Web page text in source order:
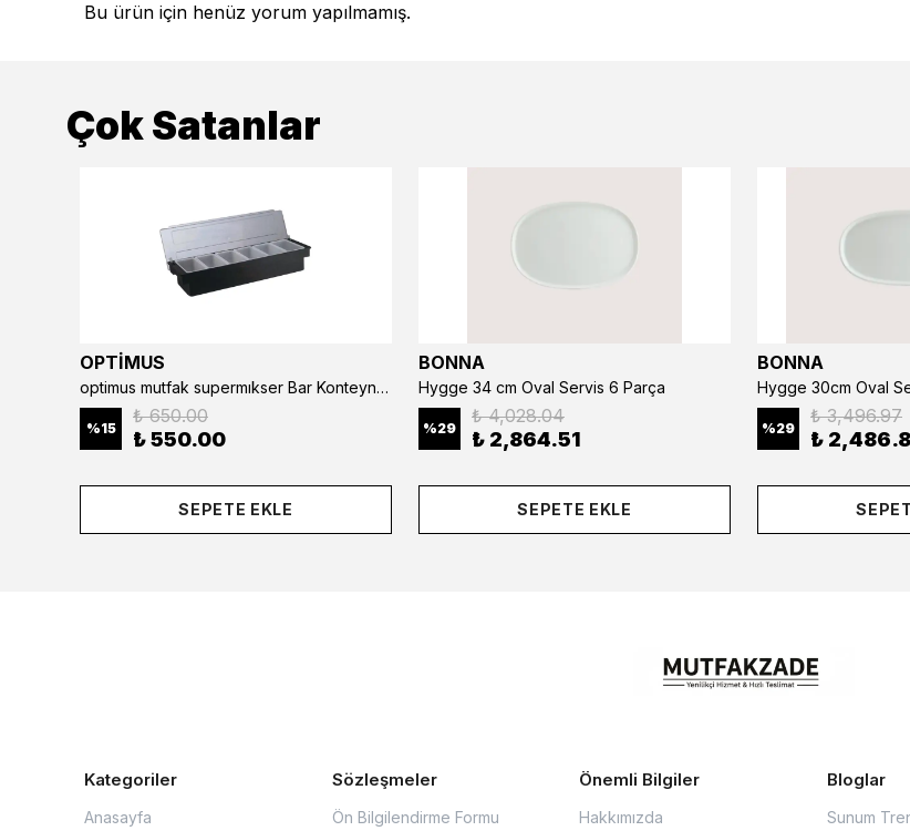
Bu ürün için henüz yorum yapılmamış.
Çok Satanlar
OPTİMUS
optimus mutfak supermıkser Bar Konteyner 6'lı 50×16×9 cm Kapaklı Polikarbon Organizer Bar & Kafe
%15
₺ 650.00
₺ 550.00
SEPETE EKLE
BONNA
Hygge 34 cm Oval Servis 6 Parça
%29
₺ 4,028.04
₺ 2,864.51
SEPETE EKLE
BONNA
Hygge 30cm Oval
%29
₺ 3,496.97
₺
Kategoriler
Anasayfa
Sözleşmeler
Ön Bilgilendirme Formu
Önemli Bilgiler
Hakkımızda
Bloglar
Sunum